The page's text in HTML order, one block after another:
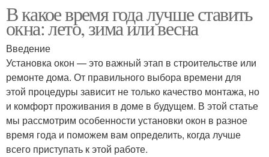
В какое время года лучше ставить
окна: лето, зима или весна
Введение
Установка окон — это важный этап в строительстве или
ремонте дома. От правильного выбора времени для
этой процедуры зависит не только качество монтажа, но
и комфорт проживания в доме в будущем. В этой статье
мы рассмотрим особенности установки окон в разное
время года и поможем вам определить, когда лучше
всего приступать к этой работе.